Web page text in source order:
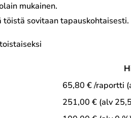
mukainen.
sovitaan tapauskohtaisesti.
65,80 € /raportti
251,00 € (alv